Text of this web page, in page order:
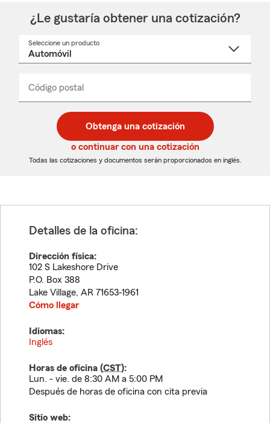
¿Le gustaría obtener una cotización?
Seleccione un producto
desplegable
Código postal
de
5
dígitos
de
5
dígitos
_____
Obtenga una cotización
o continuar con una cotización
Todas las cotizaciones y documentos serán proporcionados en inglés.
Detalles de la oficina:
Dirección física:
102 S Lakeshore Drive
P.O. Box 388
Lake Village, AR 71653-1961
Cómo llegar
Idiomas:
Inglés
Horas de oficina (CST):
Lun. - vie. de 8:30 AM a 5:00 PM
Después de horas de oficina con cita previa
Sitio web: